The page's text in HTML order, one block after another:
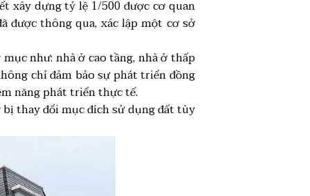
xây dựng tỷ lệ 1/500 được cơ quan
được thông qua, xác lập một cơ sở
như: nhà ở cao tầng, nhà ở thấp
chỉ đảm bảo sự phát triển đồng
năng phát triển thực tế.
thay đổi mục đích sử dụng đất tùy